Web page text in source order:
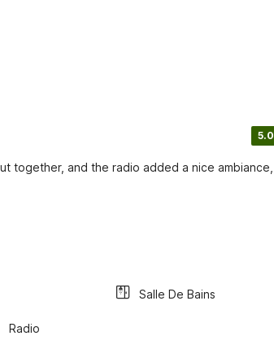
5.0
together, and the radio added a nice ambiance,
Salle De Bains
Radio